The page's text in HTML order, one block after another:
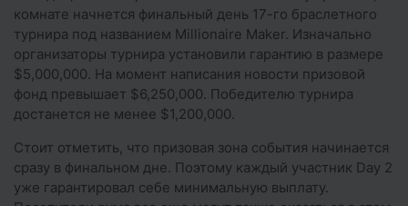
комнате начнется финальный день 17-го браслетного
турнира под названием Millionaire Maker. Изначально
организаторы турнира установили гарантию в размере
$5,000,000. На момент написания новости призовой
фонд превышает $6,250,000. Победителю турнира
достанется не менее $1,200,000.
Стоит отметить, что призовая зона события начинается
сразу в финальном дне. Поэтому каждый участник Day 2
уже гарантировал себе минимальную выплату.